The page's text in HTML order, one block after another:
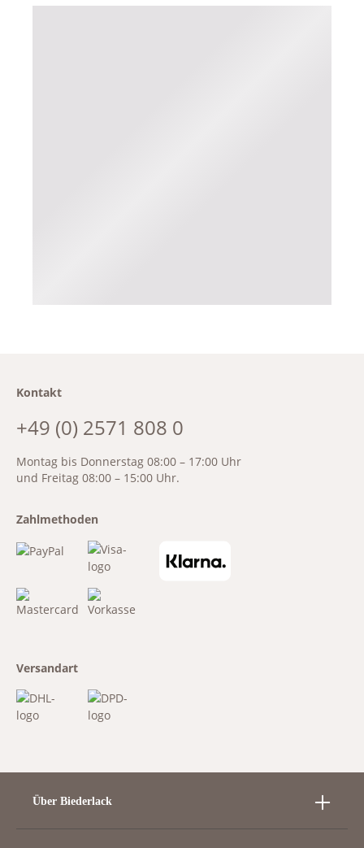
Kontakt
+49 (0) 2571 808 0
Montag bis Donnerstag 08:00 – 17:00 Uhr
und Freitag 08:00 – 15:00 Uhr.
Zahlmethoden
Versandart
Über Biederlack